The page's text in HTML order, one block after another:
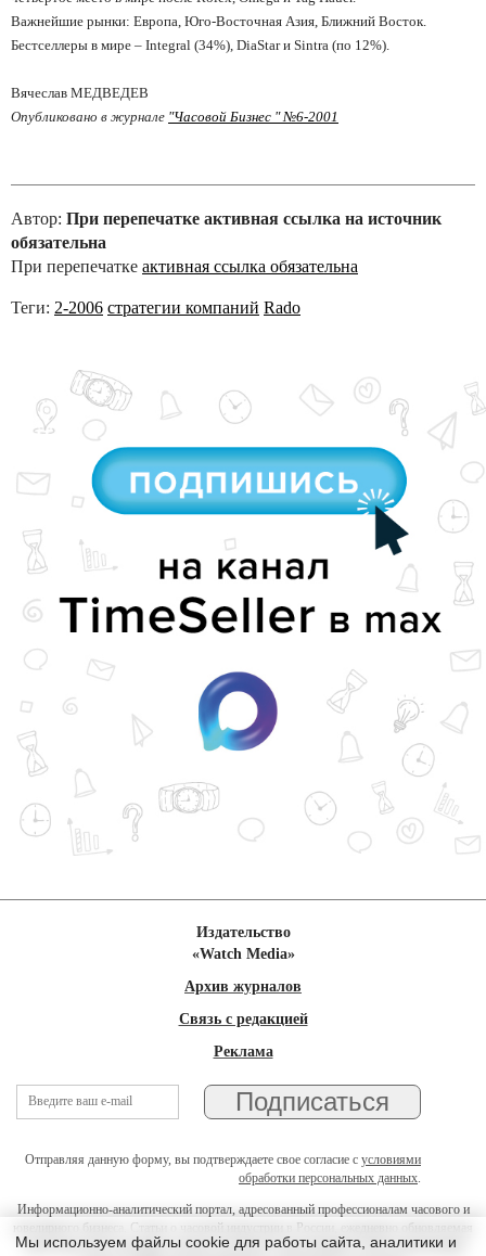
Важнейшие рынки: Европа, Юго-Восточная Азия, Ближний Восток.
Бестселлеры в мире – Integral (34%), DiaStarи Sintra (по 12%).
Вячеслав МЕДВЕДЕВ
Опубликовано в журнале "Часовой Бизнес " №6-2001
Автор: При перепечатке активная ссылка на источник
обязательна
При перепечатке активная ссылка обязательна
Теги: 2-2006 стратегии компаний Rado
Издательство
«Watch Media»
Архив журналов
Связь с редакцией
Реклама
Отправляя данную форму, вы подтверждаете свое согласие с условиями
обработки персональных данных.
Информационно-аналитический портал, адресованный профессионалам часового и
ювелирного бизнеса. Статьи о часовой индустрии в России, ежедневно обновляемая
лента новостей, календарь часовых выставок и презентаций, on-line консультации
Мы используем файлы cookie для работы сайта, аналитики и